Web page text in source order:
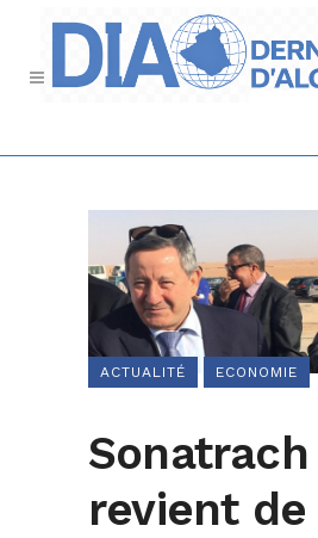
ACTUALITÉ ECONOMIE
Sonatrach
revient de